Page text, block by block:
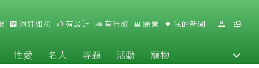
河好如初 有設計 有行旅 願景 我的新聞
性愛 名人 專題 活動 寵物